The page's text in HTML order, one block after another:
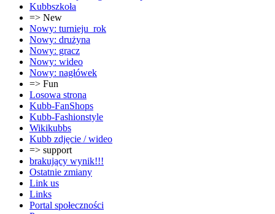
Kubbszkoła
=> New
Nowy: turnieju_rok
Nowy: drużyna
Nowy: gracz
Nowy: wideo
Nowy: nagłówek
=> Fun
Losowa strona
Kubb-FanShops
Kubb-Fashionstyle
Wikikubbs
Kubb zdjęcie / wideo
=> support
brakujący wynik!!!
Ostatnie zmiany
Link us
Links
Portal społeczności